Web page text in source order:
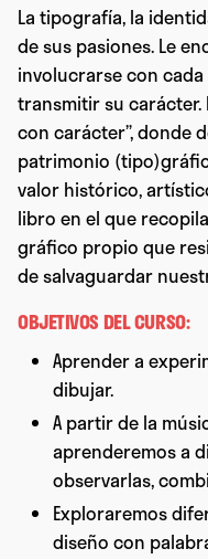
La tipografía, la
de sus pasiones. Le
involucrarse con
transmitir su carácter.
con carácter”, donde
patrimonio
valor histórico,
libro en el que
gráfico propio que
de salvaguardar
OBJETIVOS DEL CURSO:
Aprender a
dibujar.
A partir de la
aprenderemos a
observarlas,
Exploraremos
diseño con